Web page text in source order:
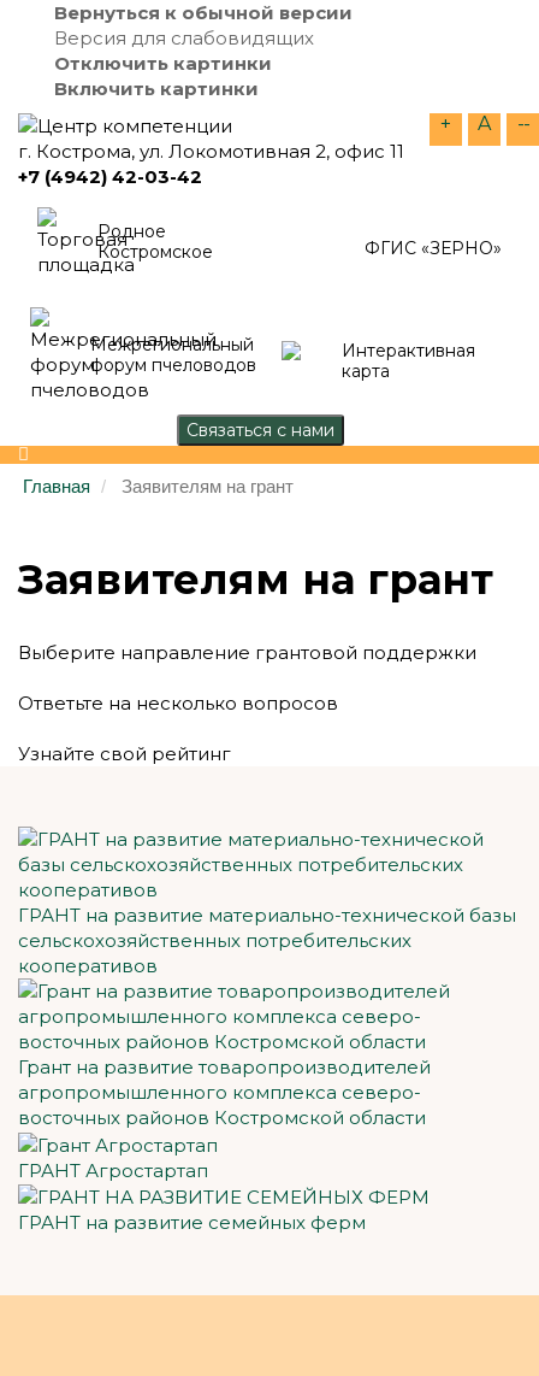
Вернуться к обычной версии
Версия для слабовидящих
Отключить картинки
Включить картинки
+
A
--
г. Кострома, ул. Локомотивная 2, офис 11
+7 (4942) 42-03-42
Родное
Костромское
ФГИС «ЗЕРНО»
Межрегиональный
форум пчеловодов
Интерактивная
карта
Главная Заявителям на грант
Заявителям на грант
Выберите направление грантовой поддержки
Ответьте на несколько вопросов
Узнайте свой рейтинг
ГРАНТ на развитие материально-технической базы
сельскохозяйственных потребительских
кооперативов
Грант на развитие товаропроизводителей
агропромышленного комплекса северо-
восточных районов Костромской области
ГРАНТ Агростартап
ГРАНТ на развитие семейных ферм